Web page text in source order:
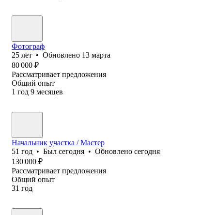
Фотограф
25 лет • Обновлено 13 марта
80 000 ₽
Рассматривает предложения
Общий опыт
1 год 9 месяцев
Начальник участка / Мастер
51 год • Был сегодня • Обновлено сегодня
130 000 ₽
Рассматривает предложения
Общий опыт
31 год